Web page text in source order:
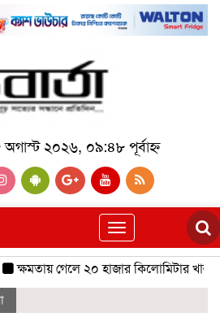
২০২৬, ০৯:৪৮ পূর্বাহ্ন
Toggle
navigation
ক্ষমতায় গেলে ২০ হাজার কিলোমিটার খাল